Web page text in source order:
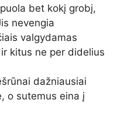
bet kokį grobį,
nevengia
valgydamas
kitus ne per didelius
dažniausiai
o sutemus eina į